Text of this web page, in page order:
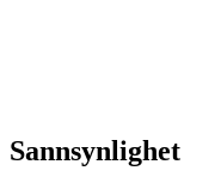
Sannsynlighet